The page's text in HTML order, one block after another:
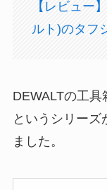
【レビュー
ルト)のタフ
DEWALTの工
というシリーズ
ました。